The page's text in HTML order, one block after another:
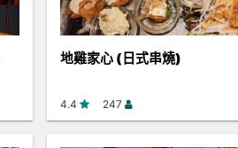
地雞家心 (日式串燒)
4.4 247